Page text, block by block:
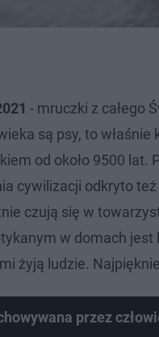
- mruczki z całego
są psy, to
od około 9500
cywilizacji odkryto
czują się w
w domach
żyją ludzie.
przez